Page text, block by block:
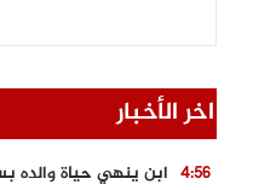
اخر الأخبار
4:56